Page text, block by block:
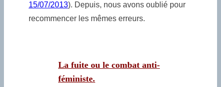
15/07/2013). Depuis, nous avons oublié pour
recommencer les mêmes erreurs.
La fuite ou le combat anti-
féministe.